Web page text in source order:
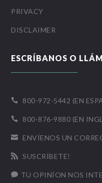
PRIVACY
DISCLAIMER
ESCRÍBANOS O
 800-972-5442 (EN
 800-876-9880 (EN
 ENVÍENOS UN
 SUSCRÍBETE!
 TU OPINÍON NOS